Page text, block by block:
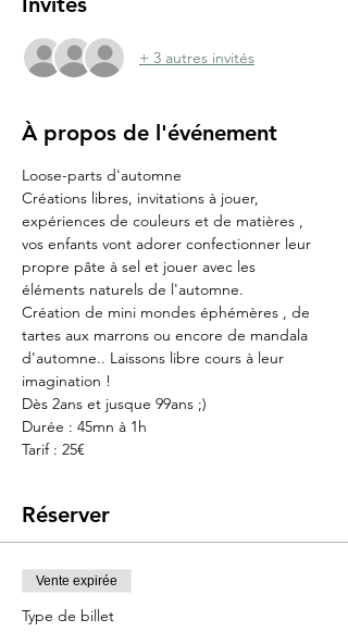
+ 3 autres invités
À propos de l'événement
Loose-parts d'automne
Créations libres, invitations à jouer,
expériences de couleurs et de matières ,
vos enfants vont adorer confectionner leur
propre pâte à sel et jouer avec les
éléments naturels de l'automne.
Création de mini mondes éphémères , de
tartes aux marrons ou encore de mandala
d'automne.. Laissons libre cours à leur
imagination !
Dès 2ans et jusque 99ans ;)
Durée : 45mn à 1h
Tarif : 25€
Réserver
Vente expirée
Type de billet